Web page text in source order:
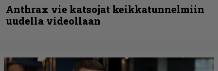
Anthrax vie katsojat keikkatunnelmiin
uudella videollaan